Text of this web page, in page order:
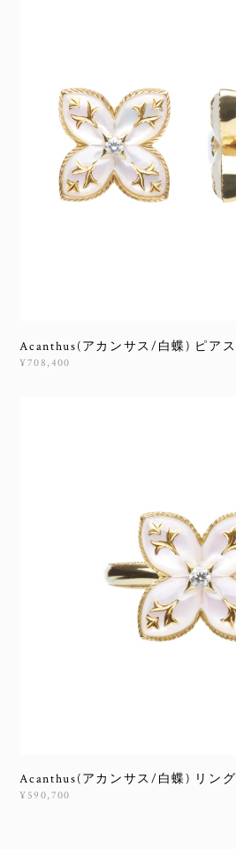
Acanthus(アカンサス/白蝶) ピアス
¥708,400
Acanthus(アカンサス/白蝶) リング
¥590,700